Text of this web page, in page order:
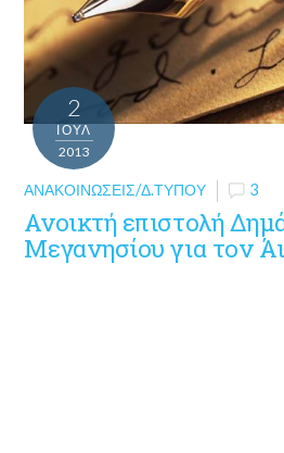
2
ΙΟΎΛ
2013
ΑΝΑΚΟΙΝΏΣΕΙΣ/Δ.ΤΎΠΟΥ 3
Ανοικτή επιστολή
Μεγανησίου για τον